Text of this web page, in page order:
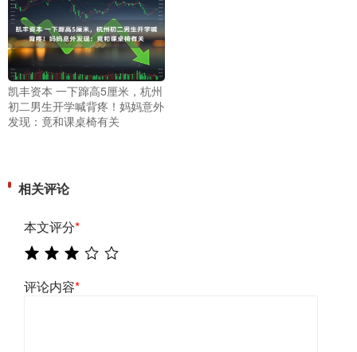
凯丰资本 一下蹿高5厘米，杭州
初二男生开学喊背疼！妈妈意外
发现：竟和课桌椅有关
相关评论
本文评分*
评论内容*